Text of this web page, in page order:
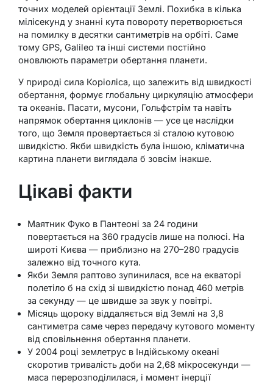
точних моделей орієнтації Землі. Похибка в кілька
мілісекунд у знанні кута повороту перетворюється
на помилку в десятки сантиметрів на орбіті. Саме
тому GPS, Galileo та інші системи постійно
оновлюють параметри обертання планети.
У природі сила Коріоліса, що залежить від швидкості
обертання, формує глобальну циркуляцію атмосфери
та океанів. Пасати, мусони, Гольфстрім та навіть
напрямок обертання циклонів — усе це наслідки
того, що Земля провертається зі сталою кутовою
швидкістю. Якби швидкість була іншою, кліматична
картина планети виглядала б зовсім інакше.
Цікаві факти
Маятник Фуко в Пантеоні за 24 години
повертається на 360 градусів лише на полюсі. На
широті Києва — приблизно на 270–280 градусів
залежно від точного кута.
Якби Земля раптово зупинилася, все на екваторі
полетіло б на схід зі швидкістю понад 460 метрів
за секунду — це швидше за звук у повітрі.
Місяць щороку віддаляється від Землі на 3,8
сантиметра саме через передачу кутового моменту
від сповільнення обертання планети.
У 2004 році землетрус в Індійському океані
скоротив тривалість доби на 2,68 мікросекунди —
маса перерозподілилася, і момент інерції